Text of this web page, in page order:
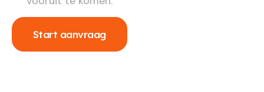
Start aanvraag